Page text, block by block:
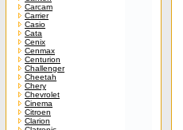
Carcam
Carrier
Casio
Cata
Cenix
Cenmax
Centurion
Challenger
Cheetah
Chery
Chevrolet
Cinema
Citroen
Clarion